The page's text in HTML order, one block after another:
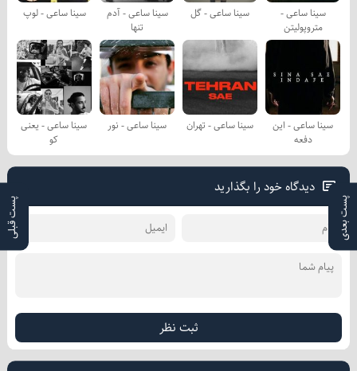
پست بعدی پست قبلی
سینا ساعی -
متروپولیتن
سینا ساعی - گل
سینا ساعی - آدم
تنها
سینا ساعی - لوپ
سینا ساعی - این
دفعه
سینا ساعی - تهران سینا ساعی - نور
سینا ساعی - یعنی
کو
دیدگاه خود را بگذارید
ثبت نظر